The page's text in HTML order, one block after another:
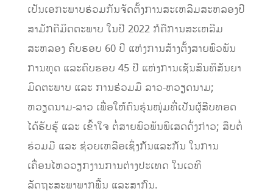
ເປັນເອກະພາບຮ່ວມກັນຈັດຕັ້ງການສະເຫລີມສະຫລອງປີ
ສາມັກຄີມິດຕະພາບ ໃນປີ 2022 ກໍຄືການສະເຫລີມ
ສະຫລອງ ຄົບຮອບ 60 ປີ ແຫ່ງການສ້າງຕັ້ງສາຍພົວພັນ
ການທູດ ແລະຄົບຮອບ 45 ປີ ແຫ່ງການເຊັນສົນທິສັນຍາ
ມິດຕະພາບ ແລະ ການຮ່ວມມື ລາວ-ຫວຽດນາມ;
ຫວຽດນາມ-ລາວ ເພື່ອໃຫ້ຄົນຮຸ່ນໜຸ່ມທີ່ເປັນຜູ້ສືບທອດ
ໄດ້ຮັບຮູ້ ແລະ ເຂົ້າໃຈ ຕໍ່ສາຍພົວພັນພິເສດດັ່ງກ່າວ; ສືບຕໍ່
ຮ່ວມມື ແລະ ຊ່ວຍເຫລືອເຊິ່ງກັນແລະກັນ ໃນການ
ເຄື່ອນໄຫວວຽກງານການຕ່າງປະເທດ ໃນເວທີ
ລັດຖະສະພາພາກພື້ນ ແລະສາກົນ.